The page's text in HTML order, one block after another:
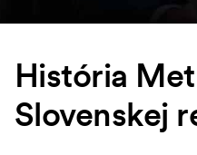
História
Slovenskej